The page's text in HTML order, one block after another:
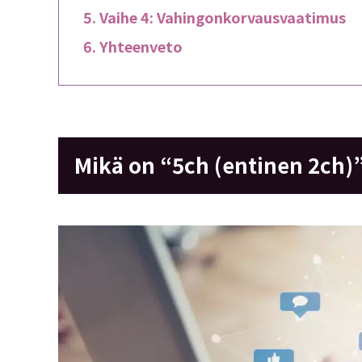
Vaihe 4: Vahingonkorvausvaatimus
Yhteenveto
Mikä on “5ch (entinen